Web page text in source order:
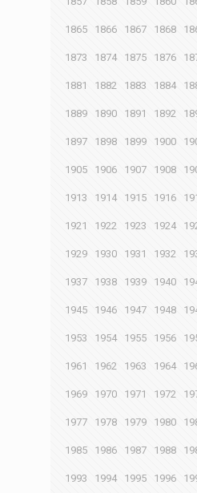
1865 1866 1867 1868
1873 1874 1875 1876
1881 1882 1883 1884
1889 1890 1891 1892
1897 1898 1899 1900
1905 1906 1907 1908
1913 1914 1915 1916
1921 1922 1923 1924
1929 1930 1931 1932
1937 1938 1939 1940
1945 1946 1947 1948
1953 1954 1955 1956
1961 1962 1963 1964
1969 1970 1971 1972
1977 1978 1979 1980
1985 1986 1987 1988
1993 1994 1995 1996